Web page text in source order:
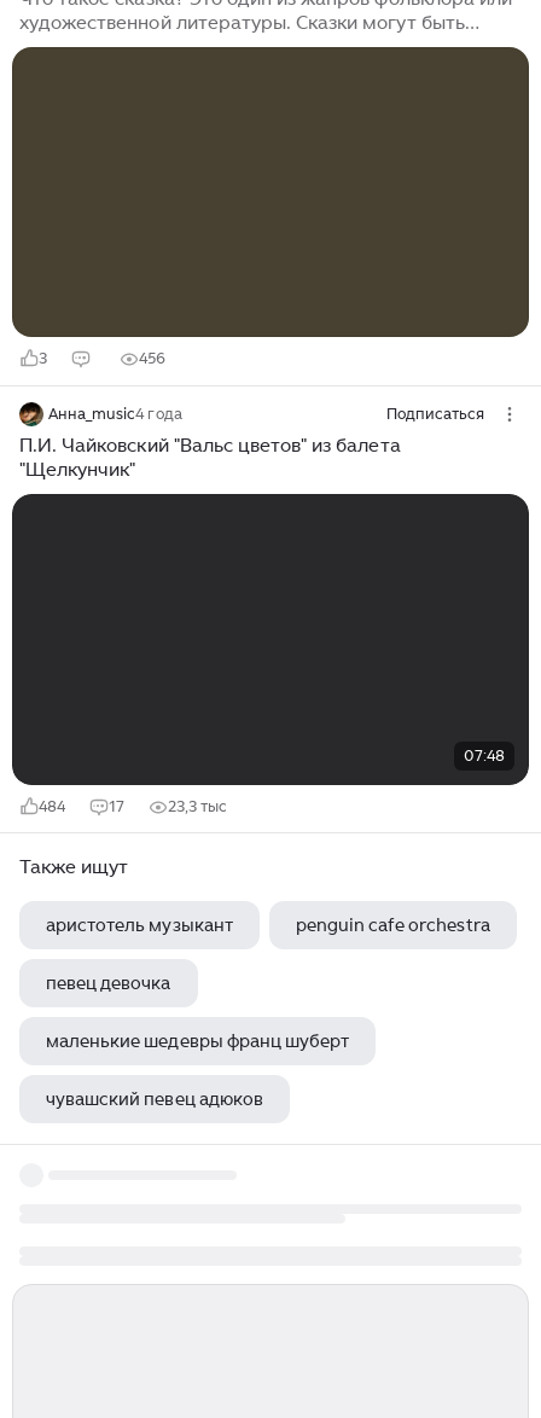
художественной литературы. Сказки могут быть
изложены в прозе или в стихах. Они могут
3 456
Анна_music4 года Подписаться
П.И. Чайковский "Вальс цветов" из балета
"Щелкунчик"
07:48
484 17 23,3 тыс
Также ищут
аристотель музыкант penguin cafe orchestra
певец девочка
маленькие шедевры франц шуберт
чувашский певец адюков